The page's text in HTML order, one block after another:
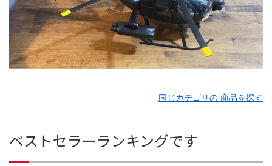
同じカテゴリの 商品を探す
ベストセラーランキングです